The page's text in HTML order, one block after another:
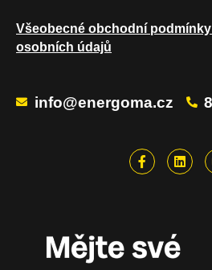
Všeobecné obchodní
osobních údajů
info@energoma.cz